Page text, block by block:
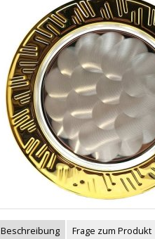
Beschreibung Frage zum Produkt